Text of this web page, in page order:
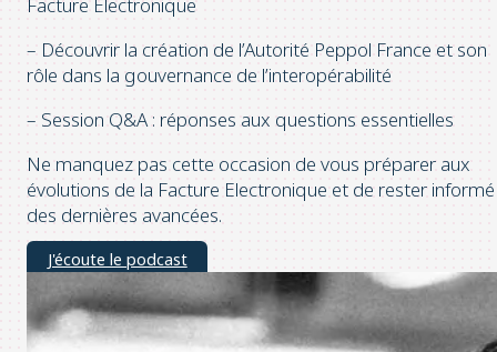
– Découvrir la création de l’Autorité Peppol France et son
rôle dans la gouvernance de l’interopérabilité
– Session Q&A : réponses aux questions essentielles
Ne manquez pas cette occasion de vous préparer aux
évolutions de la Facture Electronique et de rester informé
des dernières avancées.
J'écoute le podcast